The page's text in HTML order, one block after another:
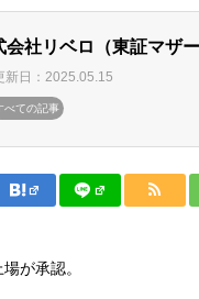
会社リベロ（東証マザー
新日：2025.05.15
べての記事
が承認。